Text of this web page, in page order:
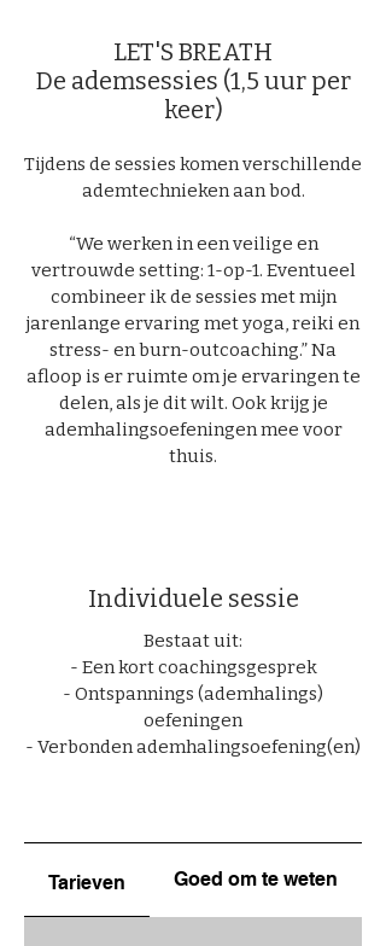
LET'S BREATH
De ademsessies (1,5 uur per
keer)
Tijdens de sessies komen verschillende
ademtechnieken aan bod.
“We werken in een veilige en
vertrouwde setting: 1-op-1. Eventueel
combineer ik de sessies met mijn
jarenlange ervaring met yoga, reiki en
stress- en burn-outcoaching.” Na
afloop is er ruimte om je ervaringen te
delen, als je dit wilt. Ook krijg je
ademhalingsoefeningen mee voor
thuis.
Individuele sessie
Bestaat uit:
- Een kort coachingsgesprek
- Ontspannings (ademhalings)
oefeningen
- Verbonden ademhalingsoefening(en)
Tarieven Goed om te weten